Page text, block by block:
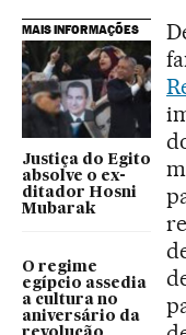
MAIS INFORMAÇÕES
Justiça do Egito
absolve o ex-
ditador Hosni
Mubarak
O regime
egípcio assedia
a cultura no
aniversário da